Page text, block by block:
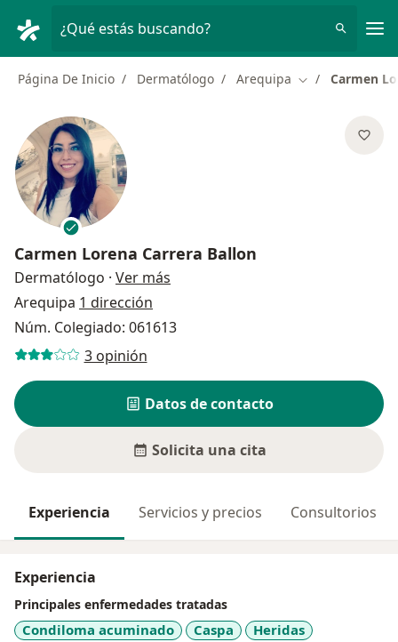
¿Qué estás buscando?
Página De Inicio Dermatólogo Arequipa Cambiar de
Carmen
Carmen Lorena Carrera Ballon
Dermatólogo · Ver más
Arequipa 1 dirección
Núm. Colegiado: 061613
3 opinión
Datos de contacto
Solicita una cita
Experiencia Servicios y precios Consultorios
Experiencia
Principales enfermedades tratadas
Condiloma acuminado Caspa
Heridas